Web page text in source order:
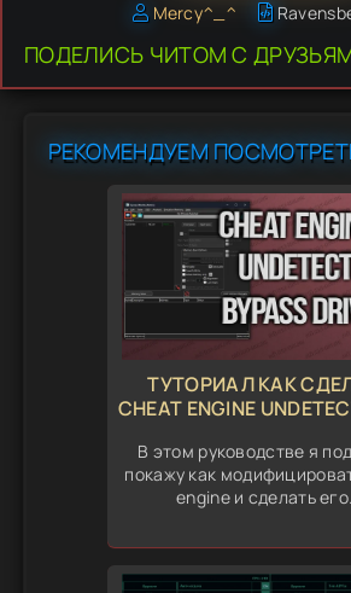
Mercy^_^
ПОДЕЛИСЬ ЧИТОМ С
РЕКОМЕНДУЕМ
ТУТОРИАЛ КАК
CHEAT ENGINE
В этом руководстве я
покажу как
engine и сделать